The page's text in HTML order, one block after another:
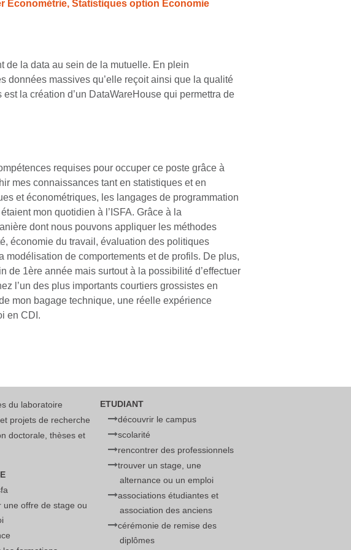
Econométrie, Statistiques option Economie
de la data au sein de la mutuelle. En plein
données massives qu’elle reçoit ainsi que la qualité
la création d’un DataWareHouse qui permettra de
requises pour occuper ce poste grâce à
mes connaissances tant en statistiques et en
et économétriques, les langages de programmation
mon quotidien à l’ISFA. Grâce à la
dont nous pouvons appliquer les méthodes
économie du travail, évaluation des politiques
de comportements et de profils. De plus,
1ère année mais surtout à la possibilité d’effectuer
l’un des plus importants courtiers grossistes en
mon bagage technique, une réelle expérience
en CDI.
du laboratoire
projets de recherche
doctorale, thèses et
une offre de stage ou
ETUDIANT
découvrir le campus
scolarité
rencontrer des professionnels
trouver un stage, une
alternance ou un emploi
associations étudiantes et
association des anciens
cérémonie de remise des
diplômes